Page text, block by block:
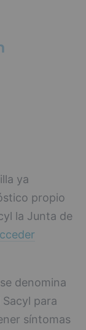
ya
propio
la Junta de
denomina
para
síntomas